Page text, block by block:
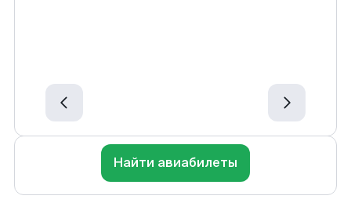
Найти авиабилеты